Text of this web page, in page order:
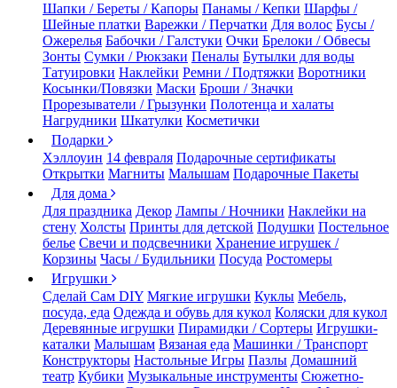
Шапки / Береты / Капоры Панамы / Кепки Шарфы /
Шейные платки Варежки / Перчатки Для волос Бусы /
Ожерелья Бабочки / Галстуки Очки Брелоки / Обвесы
Зонты Сумки / Рюкзаки Пеналы Бутылки для воды
Татуировки Наклейки Ремни / Подтяжки Воротники
Косынки/Повязки Маски Броши / Значки
Прорезыватели / Грызунки Полотенца и халаты
Нагрудники Шкатулки Косметички
Подарки
Хэллоуин 14 февраля Подарочные сертификаты
Открытки Магниты Малышам Подарочные Пакеты
Для дома
Для праздника Декор Лампы / Ночники Наклейки на
стену Холсты Принты для детской Подушки Постельное
белье Свечи и подсвечники Хранение игрушек /
Корзины Часы / Будильники Посуда Ростомеры
Игрушки
Сделай Сам DIY Мягкие игрушки Куклы Мебель,
посуда, еда Одежда и обувь для кукол Коляски для кукол
Деревянные игрушки Пирамидки / Сортеры Игрушки-
каталки Малышам Вязаная еда Машинки / Транспорт
Конструкторы Настольные Игры Пазлы Домашний
театр Кубики Музыкальные инструменты Сюжетно-